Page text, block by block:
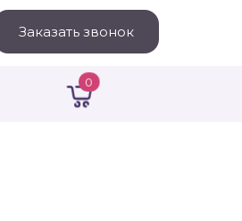
Заказать звонок
0